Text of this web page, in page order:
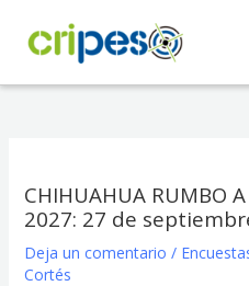
contenido
CHIHUAHUA RUMBO
2027: 27 de
Deja un comentario /
Cortés